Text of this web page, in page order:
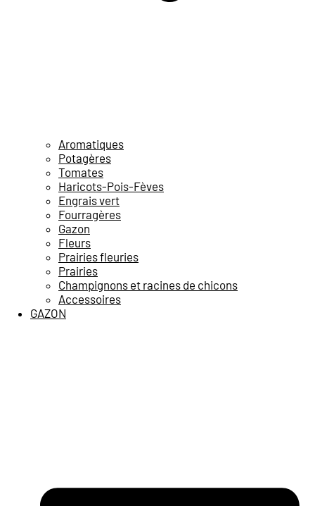
Aromatiques
Potagères
Tomates
Haricots-Pois-Fèves
Engrais vert
Fourragères
Gazon
Fleurs
Prairies fleuries
Prairies
Champignons et racines de chicons
Accessoires
GAZON